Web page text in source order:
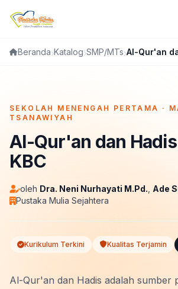
Beranda Katalog SMP/MTs
SEKOLAH MENENGAH PERTAMA ·
TSANAWIYAH
Al-Qur'an dan
KBC
oleh Dra. Neni Nurhayati M.Pd. Ade
Pustaka Mulia Sejahtera
Kurikulum Terkini Kualitas Terjamin
Al-Qur'an dan Hadis adalah sumber